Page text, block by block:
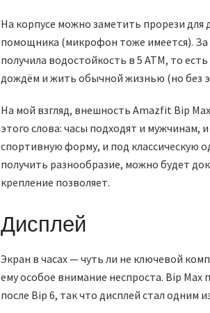
На корпусе можно заметить прорези
помощника (микрофон тоже имеется).
получила водостойкость в 5 ATM, то
дождём и жить обычной жизнью (но без
На мой взгляд, внешность Amazfit Bip
этого слова: часы подходят и
спортивную форму, и под классическую
получить разнообразие, можно будет
крепление позволяет.
Дисплей
Экран в часах — чуть ли не ключевой
ему особое внимание неспроста. Bip
после Bip 6, так что дисплей стал одним